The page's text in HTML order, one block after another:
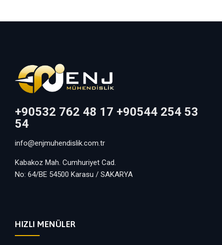
+90532 762 48 17 +90544 254 53
54
info@enjmuhendislik.com.tr
Kabakoz Mah. Cumhuriyet Cad.
No: 64/BE 54500 Karasu / SAKARYA
HIZLI MENÜLER